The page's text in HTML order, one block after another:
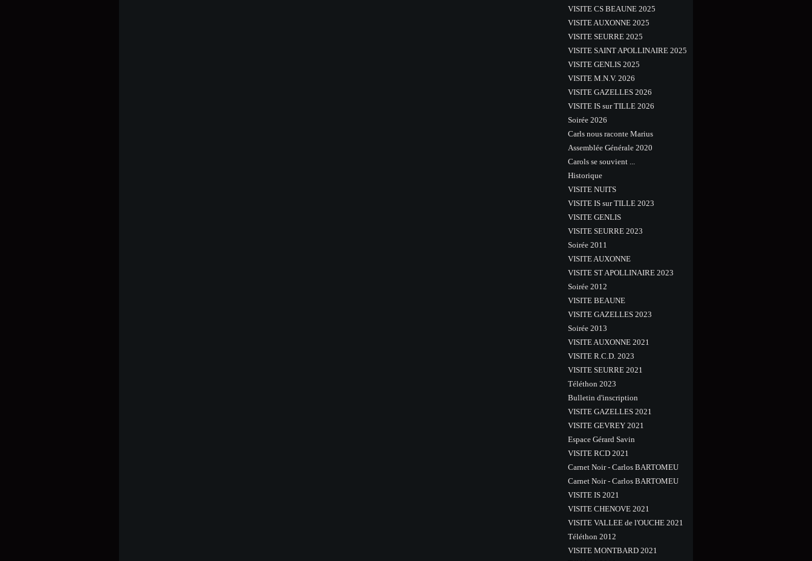
VISITE CS BEAUNE 2025
VISITE AUXONNE 2025
VISITE SEURRE 2025
VISITE SAINT APOLLINAIRE 2025
VISITE GENLIS 2025
VISITE M.N.V. 2026
VISITE GAZELLES 2026
VISITE IS sur TILLE 2026
Soirée 2026
Carls nous raconte Marius
Assemblée Générale 2020
Carols se souvient ...
Historique
VISITE NUITS
VISITE IS sur TILLE 2023
VISITE GENLIS
VISITE SEURRE 2023
Soirée 2011
VISITE AUXONNE
VISITE ST APOLLINAIRE 2023
Soirée 2012
VISITE BEAUNE
VISITE GAZELLES 2023
Soirée 2013
VISITE AUXONNE 2021
VISITE R.C.D. 2023
VISITE SEURRE 2021
Téléthon 2023
Bulletin d'inscription
VISITE GAZELLES 2021
VISITE GEVREY 2021
Espace Gérard Savin
VISITE RCD 2021
Carnet Noir - Carlos BARTOMEU
Carnet Noir - Carlos BARTOMEU
VISITE IS 2021
VISITE CHENOVE 2021
VISITE VALLEE de l'OUCHE 2021
Téléthon 2012
VISITE MONTBARD 2021